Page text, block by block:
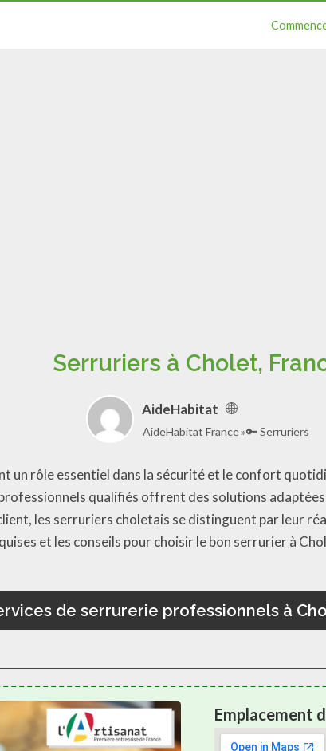
Serruriers à Cholet,
AideHabitat
AideHabitat France 🔑 Serruriers
un rôle essentiel dans la sécurité et le confort
qualifiés offrent des solutions
les serruriers choletais se distinguent par leur
et les conseils pour choisir le bon serrurier à
de serrurerie professionnels à
Emplacement